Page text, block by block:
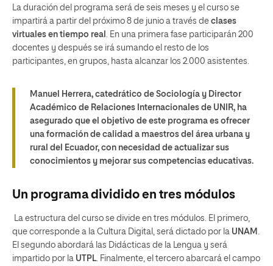
La duración del programa será de seis meses y el curso se
impartirá a partir del próximo 8 de junio a través de clases
virtuales en tiempo real . En una primera fase participarán 200
docentes y después se irá sumando el resto de los
participantes, en grupos, hasta alcanzar los 2.000 asistentes.
Manuel Herrera, catedrático de Sociología y Director
Académico de Relaciones Internacionales de UNIR, ha
asegurado que el objetivo de este programa es ofrecer
una formación de calidad a maestros del área urbana y
rural del Ecuador, con necesidad de actualizar sus
conocimientos y mejorar sus competencias educativas.
Un programa dividido en tres módulos
La estructura del curso se divide en tres módulos. El primero,
que corresponde a la Cultura Digital, será dictado por la UNAM .
El segundo abordará las Didácticas de la Lengua y será
impartido por la UTPL. Finalmente, el tercero abarcará el campo